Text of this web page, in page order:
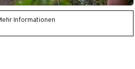
Informationen